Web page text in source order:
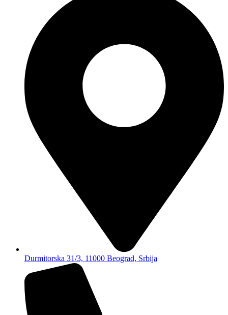
Durmitorska 31/3, 11000 Beograd, Srbija